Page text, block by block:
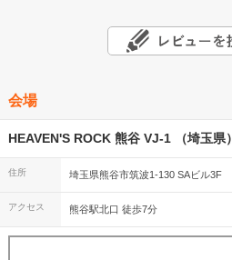
会場
HEAVEN'S ROCK 熊谷 VJ-1 （埼玉県）
住所 埼玉県熊谷市筑波1-130 SAビル3F
アクセス 熊谷駅北口 徒歩7分